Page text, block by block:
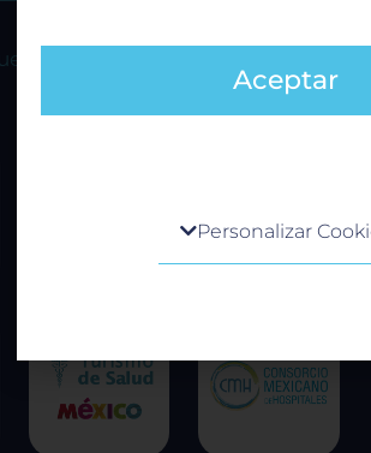
acreditaciones
Aceptar
Cuando visita cualquier sitio web,
preferencias o su dispositivo, y se
principalmente para que el sitio
esperado. Por lo general, la
identifica directamente, pero
Personalizar